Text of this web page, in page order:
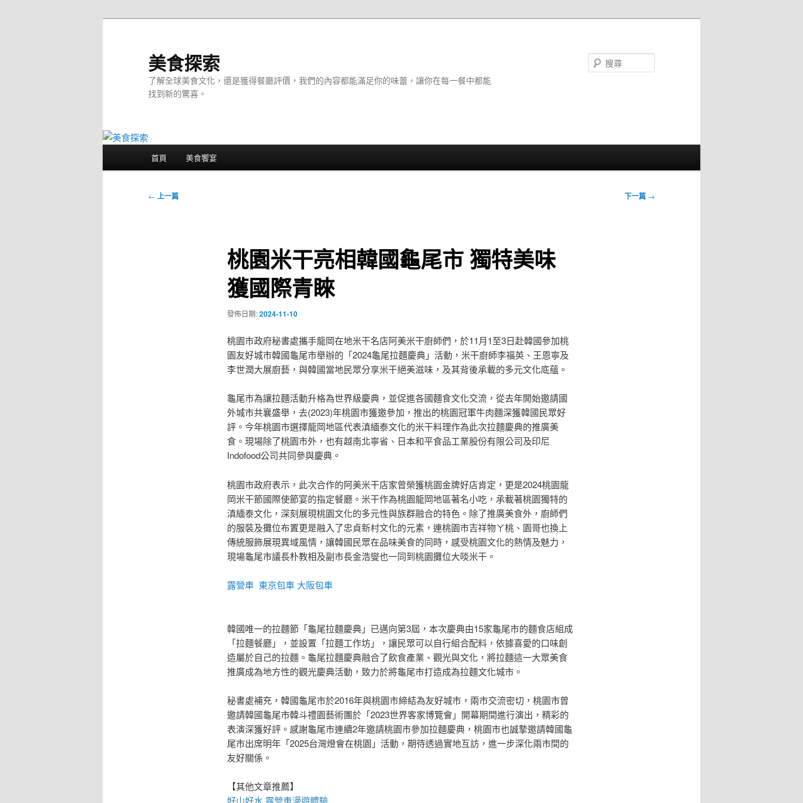
美食探索
了解全球美食文化，還是獲得餐廳評價，我們的內容都能滿足你的味蕾，讓你在每一餐中都能
找到新的驚喜。
首頁 美食饗宴
文
← 上一篇 下一篇 →
桃園米干亮相韓國龜尾市 獨特美味
獲國際青睞
發佈日期:2024-11-10
桃園市政府秘書處攜手龍岡在地米干名店阿美米干廚師們，於11月1至3日赴韓國參加桃
園友好城市韓國龜尾市舉辦的「2024龜尾拉麵慶典」活動，米干廚師李福英、王恩寧及
李世潤大展廚藝，與韓國當地民眾分享米干絕美滋味，及其背後承載的多元文化底蘊。
龜尾市為讓拉麵活動升格為世界級慶典，並促進各國麵食文化交流，從去年開始邀請國
外城市共襄盛舉，去(2023)年桃園市獲邀參加，推出的桃園冠軍牛肉麵深獲韓國民眾好
評。今年桃園市選擇龍岡地區代表滇緬泰文化的米干料理作為此次拉麵慶典的推廣美
食。現場除了桃園市外，也有越南北寧省、日本和平食品工業股份有限公司及印尼
Indofood公司共同參與慶典。
桃園市政府表示，此次合作的阿美米干店家曾榮獲桃園金牌好店肯定，更是2024桃園龍
岡米干節國際使節宴的指定餐廳。米干作為桃園龍岡地區著名小吃，承載著桃園獨特的
滇緬泰文化，深刻展現桃園文化的多元性與族群融合的特色。除了推廣美食外，廚師們
的服裝及攤位布置更是融入了忠貞新村文化的元素，連桃園市吉祥物ㄚ桃、園哥也換上
傳統服飾展現異域風情，讓韓國民眾在品味美食的同時，感受桃園文化的熱情及魅力，
現場龜尾市議長朴教相及副市長金浩燮也一同到桃園攤位大啖米干。
露營車 東京包車 大阪包車
韓國唯一的拉麵節「龜尾拉麵慶典」已邁向第3屆，本次慶典由15家龜尾市的麵食店組成
「拉麵餐廳」，並設置「拉麵工作坊」，讓民眾可以自行組合配料，依據喜愛的口味創
造屬於自己的拉麵。龜尾拉麵慶典融合了飲食產業、觀光與文化，將拉麵這一大眾美食
推廣成為地方性的觀光慶典活動，致力於將龜尾市打造成為拉麵文化城市。
秘書處補充，韓國龜尾市於2016年與桃園市締結為友好城市，兩市交流密切，桃園市曾
邀請韓國龜尾市韓斗禮園藝術團於「2023世界客家博覽會」開幕期間進行演出，精彩的
表演深獲好評。感謝龜尾市連續2年邀請桃園市參加拉麵慶典，桃園市也誠摯邀請韓國龜
尾市出席明年「2025台灣燈會在桃園」活動，期待透過實地互訪，進一步深化兩市間的
友好關係。
【其他文章推薦】